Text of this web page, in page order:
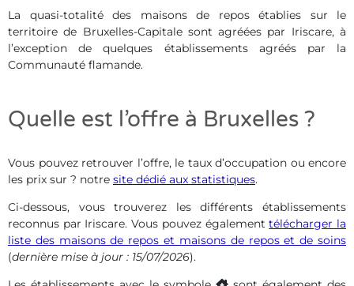
La quasi-totalité des maisons de repos établies sur le
territoire de Bruxelles-Capitale sont agréées par Iriscare, à
l’exception de quelques établissements agréés par la
Communauté flamande.
Quelle est l’offre à Bruxelles ?
Vous pouvez retrouver l’offre, le taux d’occupation ou encore
les prix sur ? notre site dédié aux statistiques.
Ci-dessous, vous trouverez les différents établissements
reconnus par Iriscare. Vous pouvez égalementtélécharger la
liste des maisons de repos et maisons de repos et de soins
(dernière mise à jour : 15/07/2026).